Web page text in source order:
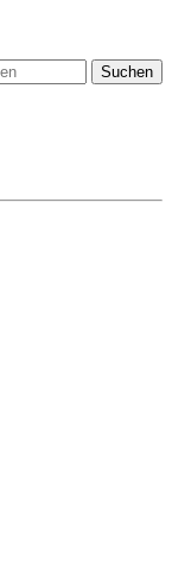
Suchen